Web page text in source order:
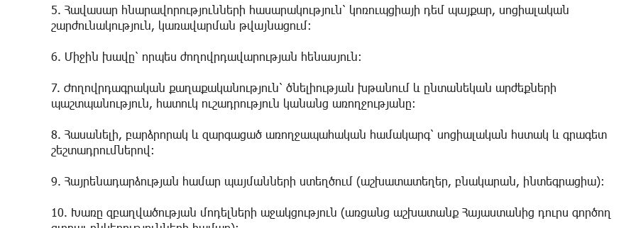
5. Հավասար հնարավորությունների հասարակություն՝ կոռուպցիայի դեմ պայքար, սոցիալական
շարժունակություն, կառավարման թվայնացում։
6. Միջին խավը՝ որպես ժողովրդավարության հենասյուն։
7. Ժողովրդագրական քաղաքականություն՝ ծնելիության խթանում և ընտանեկան արժեքների
պաշտպանություն, հատուկ ուշադրություն կանանց առողջությանը։
8. Հասանելի, բարձրորակ և զարգացած առողջապահական համակարգ՝ սոցիալական հստակ և գրագետ
շեշտադրումներով։
9. Հայրենադարձության համար պայմանների ստեղծում (աշխատատեղեր, բնակարան, ինտեգրացիա):
10. Խառը զբաղվածության մոդելների աջակցություն (առցանց աշխատանք Հայաստանից դուրս գործող